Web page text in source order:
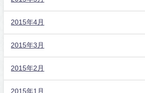
2015年4月
2015年3月
2015年2月
2015年1月